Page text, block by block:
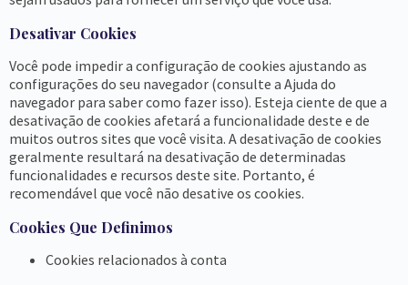
Desativar Cookies
Você pode impedir a configuração de cookies ajustando as
configurações do seu navegador (consulte a Ajuda do
navegador para saber como fazer isso). Esteja ciente de que a
desativação de cookies afetará a funcionalidade deste e de
muitos outros sites que você visita. A desativação de cookies
geralmente resultará na desativação de determinadas
funcionalidades e recursos deste site. Portanto, é
recomendável que você não desative os cookies.
Cookies Que Definimos
Cookies relacionados à conta